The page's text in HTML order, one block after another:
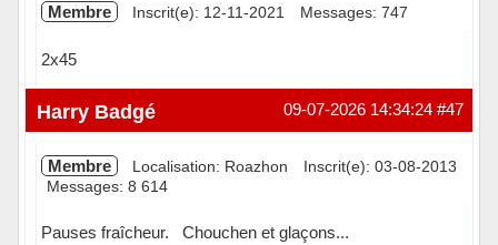
Membre Inscrit(e): 12-11-2021 Messages: 747
2x45
Hors ligne #47
09-07-2026 14:34:24
Harry Badgé
Membre Localisation: Roazhon
Inscrit(e): 03-08-2013
Messages: 8 614
Pauses fraîcheur. Chouchen et glaçons...